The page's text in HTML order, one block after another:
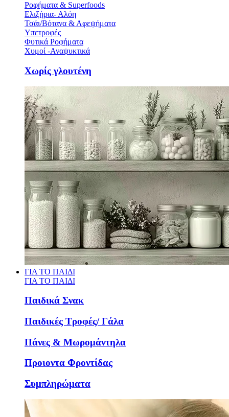
Ροφήματα & Superfoods
Ελιξήρια- Αλόη
Τσάι/Βότανα & Αφεψήματα
Υπετροφές
Φυτικά Ροφήματα
Χυμοί -Αναψυκτικά
Χωρίς γλουτένη
ΓΙΑ ΤΟ ΠΑΙΔΙ
ΓΙΑ ΤΟ ΠΑΙΔΙ
Παιδικά Σνακ
Παιδικές Τροφές/ Γάλα
Πάνες & Μωρομάντηλα
Προιοντα Φροντίδας
Συμπληρώματα